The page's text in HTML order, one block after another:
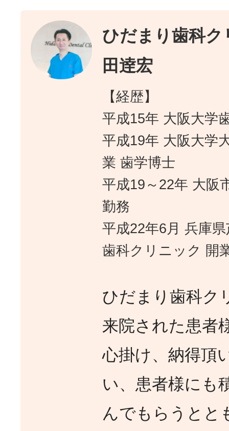
ひだまり歯科ク
田逹宏
【経歴】
平成15年 大阪大学
平成19年 大阪大学
業 歯学博士
平成19～22年 大阪
勤務
平成22年6月 兵庫
歯科クリニック 開
ひだまり歯科ク
来院された患者
心掛け、納得頂
い、患者様にも
んでもらうとと